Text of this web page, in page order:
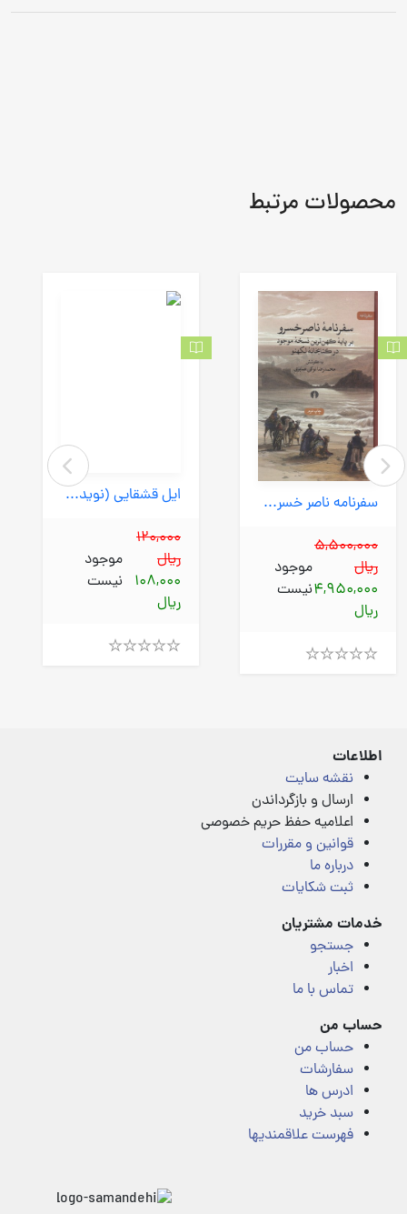
محصولات مرتبط
ایل قشقایی (نوید) رقعی شومیز
120,000
ریال
108,000
ریال
موجود
نیست
سفرنامه ناصر خسرو (علمی وفرهنگی) رقعی سلفون
5,500,000
ریال
4,950,000
ریال
موجود
نیست
اطلاعات
نقشه سایت
ارسال و بازگرداندن
اعلامیه حفظ حریم خصوصی
قوانین و مقررات
درباره ما
ثبت شکایات
خدمات مشتریان
جستجو
اخبار
تماس با ما
حساب من
حساب من
سفارشات
ادرس ها
سبد خرید
فهرست علاقمندیها